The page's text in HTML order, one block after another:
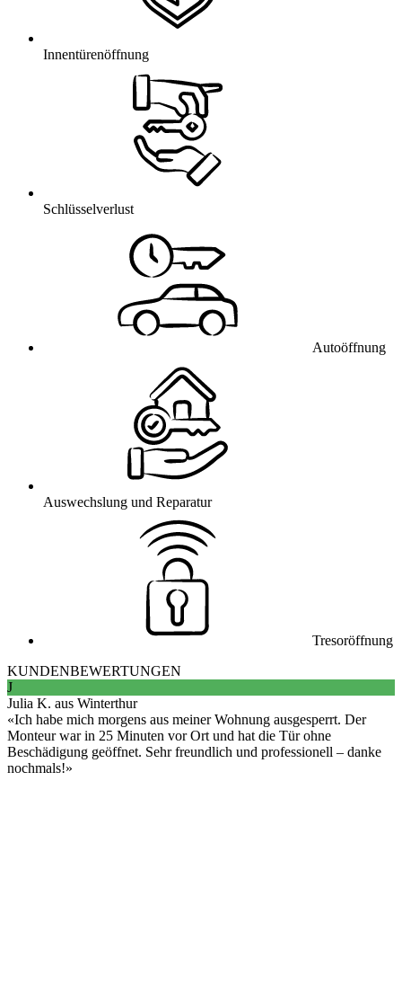
Innentürenöffnung
Schlüsselverlust
Autoöffnung
Auswechslung und Reparatur
Tresoröffnung
KUNDENBEWERTUNGEN
J
Julia K. aus Winterthur
Ich habe mich morgens aus meiner Wohnung ausgesperrt. Der
Monteur war in 25 Minuten vor Ort und hat die Tür ohne
Beschädigung geöffnet. Sehr freundlich und professionell – danke
nochmals!